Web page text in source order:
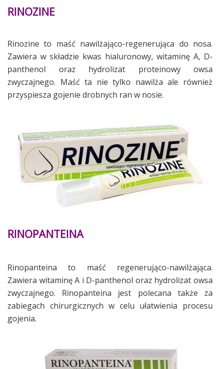
RINOZINE
Rinozine to maść nawilżająco-regenerująca do nosa.
Zawiera w składzie kwas hialuronowy, witaminę A, D-
panthenol oraz hydrolizat proteinowy owsa
zwyczajnego. Maść ta nie tylko nawilża ale również
przyspiesza gojenie drobnych ran w nosie.
RINOPANTEINA
Rinopanteina to maść regenerująco-nawilżająca.
Zawiera witaminę A i D-panthenol oraz hydrolizat owsa
zwyczajnego. Rinopanteina jest polecana także za
zabiegach chirurgicznych w celu ułatwienia procesu
gojenia.